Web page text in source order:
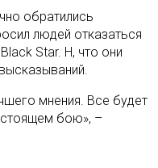
обратились
людей отказаться
Star. Н, что они
мнения. Все будет
бою», –